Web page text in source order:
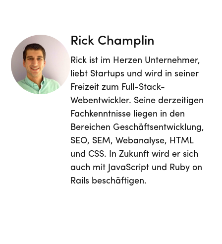
Rick Champlin
Rick ist im Herzen Unternehmer,
liebt Startups und wird in seiner
Freizeit zum Full-Stack-
Webentwickler. Seine derzeitigen
Fachkenntnisse liegen in den
Bereichen Geschäftsentwicklung,
SEO, SEM, Webanalyse, HTML
und CSS. In Zukunft wird er sich
auch mit JavaScript und Ruby on
Rails beschäftigen.